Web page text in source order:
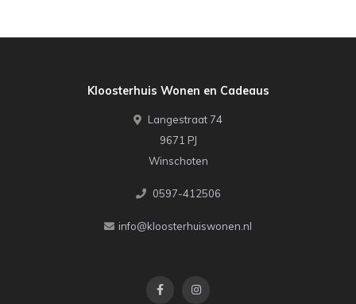
Kloosterhuis Wonen en Cadeaus
Langestraat 74
9671 PJ
Winschoten
0597-412506
info@kloosterhuiswonen.nl